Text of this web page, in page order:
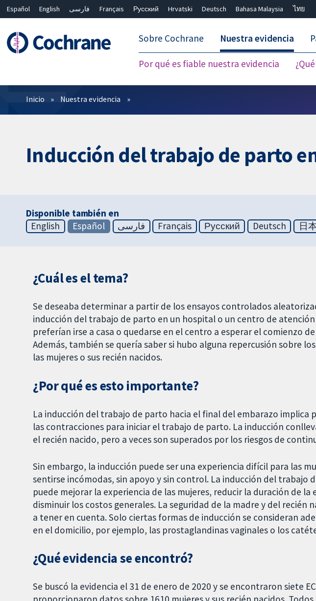
Español English فارسی Français Русский Hrvatski Deutsch Bahasa Malaysia
ไทย
Sobre Cochrane Nuestra evidencia
Por qué es fiable nuestra evidencia
Filtros
Inicio Nuestra evidencia
Inducción del trabajo de parto
Disponible también en
English
Español فارسی Français Русский Deutsch 日
¿Cuál es el tema?
Se deseaba determinar a partir de los ensayos controlados
inducción del trabajo de parto en un hospital o un centro de atención
preferían irse a casa o quedarse en el centro a esperar el comienzo
Además, también se quería saber si hubo alguna repercusión sobre
las mujeres o sus recién nacidos.
¿Por qué es esto importante?
La inducción del trabajo de parto hacia el final del embarazo implica
las contracciones para iniciar el trabajo de parto. La inducción
el recién nacido, pero a veces son superados por los riesgos de
Sin embargo, la inducción puede ser una experiencia difícil para las
sentirse incómodas, sin apoyo y sin control. La inducción del trabajo
puede mejorar la experiencia de las mujeres, reducir la duración de
disminuir los costos generales. La seguridad de la madre y del recién
a tener en cuenta. Solo ciertas formas de inducción se consideran
en el domicilio, por ejemplo, las prostaglandinas vaginales o los
¿Qué evidencia se encontró?
Se buscó la evidencia el 31 de enero de 2020 y se encontraron siete